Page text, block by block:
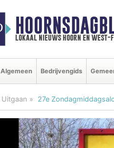
lokaal nieuws hoorn en
Algemeen Bedrijvengids
Uitgaan 27e